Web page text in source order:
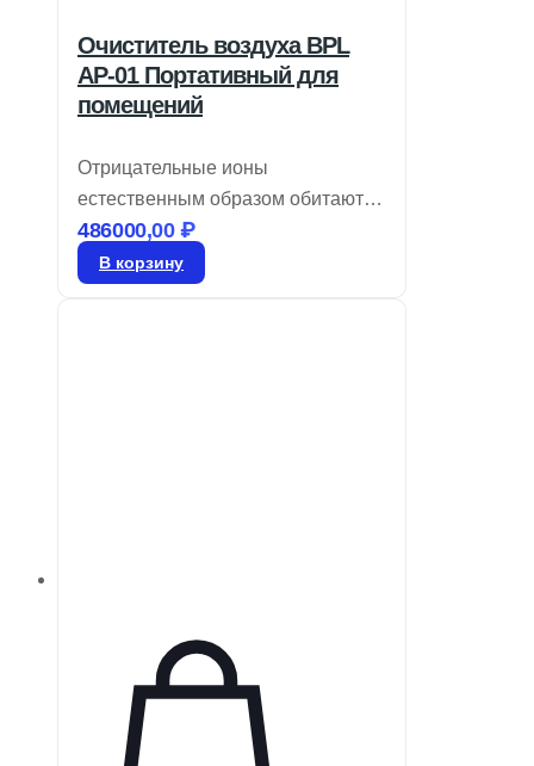
Очиститель воздуха BPL
AP-01 Портативный для
помещений
Отрицательные ионы
естественным образом обитают в
окружающей среде, где вы
вдыхаете чистый воздух.
486000,00₽
В корзину